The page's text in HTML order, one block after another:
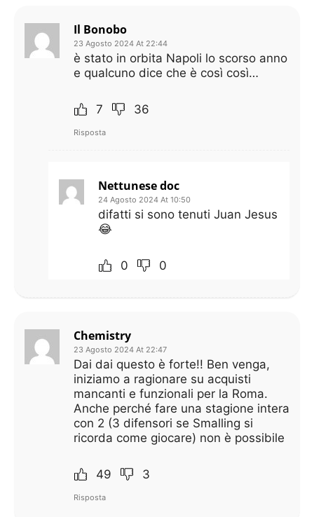
Il Bonobo
23 Agosto 2024 At 22:44
è stato in orbita Napoli lo scorso anno
e qualcuno dice che è così così…
7 36
Risposta
Nettunese doc
24 Agosto 2024 At 10:50
difatti si sono tenuti Juan Jesus
😂
0 0
Chemistry
23 Agosto 2024 At 22:47
Dai dai questo è forte!! Ben venga,
iniziamo a ragionare su acquisti
mancanti e funzionali per la Roma.
Anche perché fare una stagione intera
con 2 (3 difensori se Smalling si
ricorda come giocare) non è possibile
49 3
Risposta